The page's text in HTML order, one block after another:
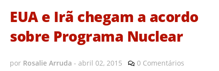
EUA e Irã chegam a acordo
sobre Programa Nuclear
por Rosalie Arruda - abril 02, 2015 0 Comentários